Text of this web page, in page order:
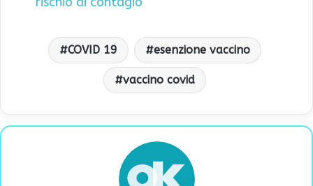
COVID 19 esenzione vaccino
vaccino covid